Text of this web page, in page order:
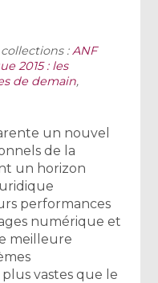
:ANF
2015 : les
de demain,
un nouvel
de la
un horizon
performances
numérique et
meilleure
vastes que le